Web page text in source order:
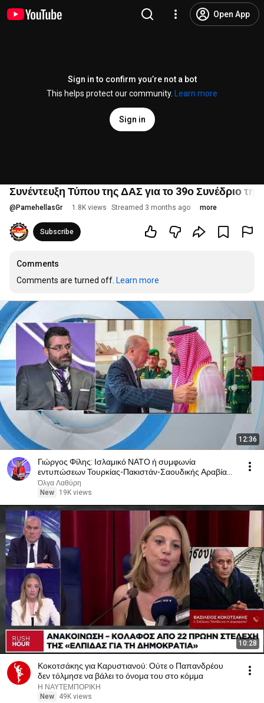
Open App
Sign in to confirm you’re not a bot
This helps protect our community.
Learn more
Sign in
Συνέντευξη Τύπου της ΔΑΣ για το 39ο Συνέδριο
@ PamehellasGr 1.8K views Streamed 3 months ago more
Subscribe
Comments
Comments are turned off. Learn more
12:36
Γιώργος Φίλης: Ισλαμικό ΝΑΤΟ ή συμφωνία
εντυπώσεων Τουρκίας-Πακιστάν-Σαουδικής Αραβίας;
Λυκοφιλία
Όλγα Λαθύρη
New
19K views
10:28
Κοκοτσάκης για Καρυστιανού: Ούτε ο Παπανδρέου
δεν τόλμησε να βάλει το όνομα του στο κόμμα
Η ΝΑΥΤΕΜΠΟΡΙΚΗ
New
49K views